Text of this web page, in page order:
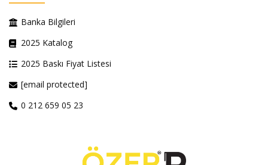
Banka Bilgileri
2025 Katalog
2025 Baskı Fiyat Listesi
[email protected]
0 212 659 05 23